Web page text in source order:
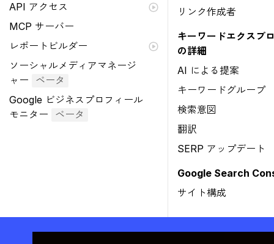
API アクセス
MCP サーバー
レポートビルダー
ソーシャルメディアマネージ
ャー
ベータ
Google ビジネスプロフィール
モニター
ベータ
リンク作成者
キーワードエクスプ
の詳細
AI による提案
キーワードグループ
検索意図
翻訳
SERP アップデート
Google Search
サイト構成